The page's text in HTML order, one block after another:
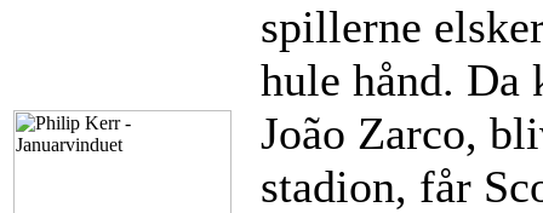
spillerne
hule hånd. Da
João Zarco,
stadion, får